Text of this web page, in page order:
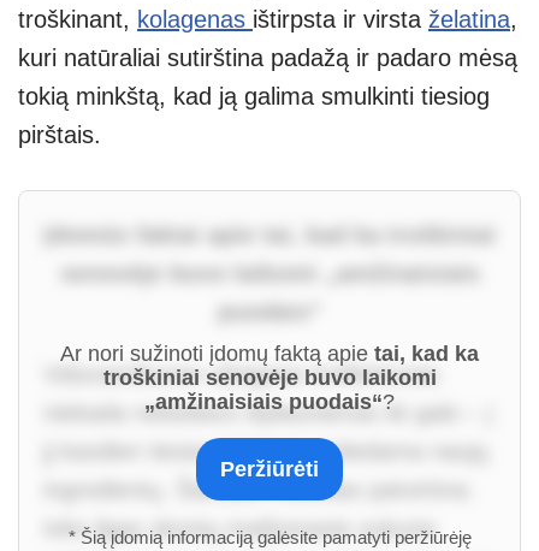
troškinant, kolagenas ištirpsta ir virsta želatina,
kuri natūraliai sutirština padažą ir padaro mėsą
tokią minkštą, kad ją galima smulkinti tiesiog
pirštais.
Įdomūs faktai apie tai, kad ka troškiniai
Viduramžiuose užeigose troškintuvas
niekada nebūdavo išplaunamas iki galo – į
jį kasdien tiesiog būdavo pridedama naujų
ingredientų. Šiandien mokslas patvirtina:
toks ilgas skonių maišymasis sukuria
Ar nori sužinoti įdomų faktą apie tai, kad ka
troškiniai senovėje buvo laikomi
„amžinaisiais puodais“?
Peržiūrėti
* Šią įdomią informaciją galėsite pamatyti peržiūrėję